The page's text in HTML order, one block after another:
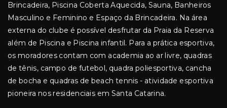
Brincadeira, Piscina Coberta Aquecida, Sauna, Banheiros
Masculino e Feminino e Espaço da Brincadeira. Na área
externa do clube é possível desfrutar da Praia da Reserva
além de Piscina e Piscina infantil. Para a prática esportiva,
os moradores contam com academia ao ar livre, quadras
de tênis, campo de futebol, quadra poliesportiva, cancha
de bocha e quadras de beach tennis - atividade esportiva
pioneira nos residenciais em Santa Catarina.